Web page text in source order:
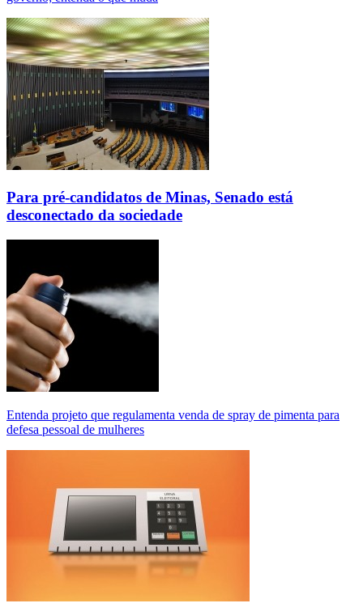
Para pré-candidatos de Minas, Senado está
desconectado da sociedade
Entenda projeto que regulamenta venda de spray de pimenta para
defesa pessoal de mulheres